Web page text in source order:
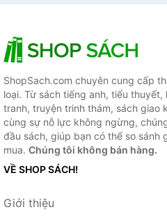
ShopSach.com chuyên cung cấp
loại. Từ sách tiếng anh, tiểu
tranh, truyện trinh thám, sách giao
cùng sự nỗ lực không ngừng,
đầu sách, giúp bạn có thể so sánh
mua. Chúng tôi không bán hàng.
VỀ SHOP SÁCH!
Giới thiệu